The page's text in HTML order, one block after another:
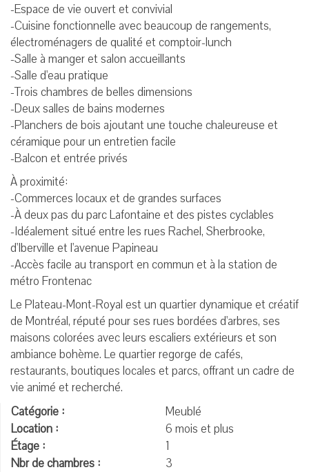
-Espace de vie ouvert et convivial
-Cuisine fonctionnelle avec beaucoup de rangements,
électroménagers de qualité et comptoir-lunch
-Salle à manger et salon accueillants
-Salle d'eau pratique
-Trois chambres de belles dimensions
-Deux salles de bains modernes
-Planchers de bois ajoutant une touche chaleureuse et
céramique pour un entretien facile
-Balcon et entrée privés
À proximité:
-Commerces locaux et de grandes surfaces
-À deux pas du parc Lafontaine et des pistes cyclables
-Idéalement situé entre les rues Rachel, Sherbrooke,
d'Iberville et l'avenue Papineau
-Accès facile au transport en commun et à la station de
métro Frontenac
Le Plateau-Mont-Royal est un quartier dynamique et créatif
de Montréal, réputé pour ses rues bordées d'arbres, ses
maisons colorées avec leurs escaliers extérieurs et son
ambiance bohème. Le quartier regorge de cafés,
restaurants, boutiques locales et parcs, offrant un cadre de
vie animé et recherché.
Catégorie :
Meublé
Location :
6 mois et plus
Étage :
1
Nbr de chambres :
3